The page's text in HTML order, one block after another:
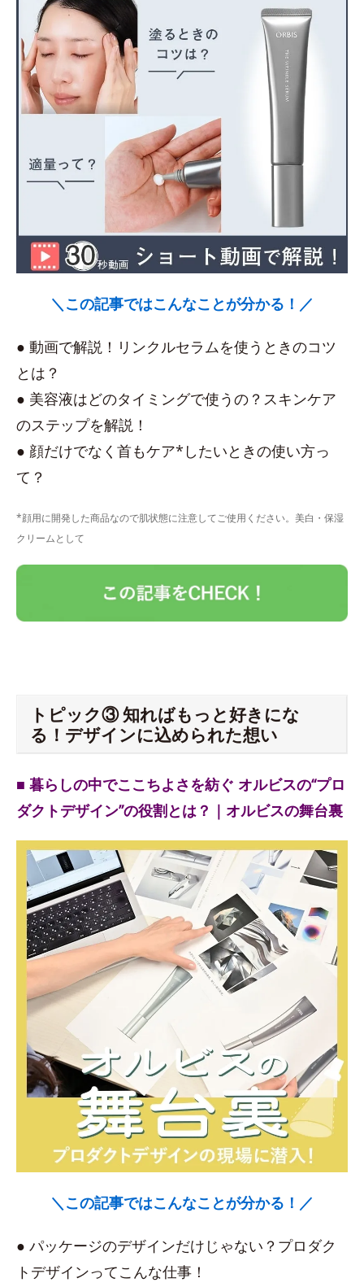
＼この記事ではこんなことが分かる！／
● 動画で解説！リンクルセラムを使うときのコツ
とは？
● 美容液はどのタイミングで使うの？スキンケア
のステップを解説！
● 顔だけでなく首もケア*したいときの使い方っ
て？
*顔用に開発した商品なので肌状態に注意してご使用ください。美白・保湿
クリームとして
トピック③ 知ればもっと好きにな
る！デザインに込められた想い
■ 暮らしの中でここちよさを紡ぐ オルビスの“プロ
ダクトデザイン”の役割とは？｜オルビスの舞台裏
＼この記事ではこんなことが分かる！／
● パッケージのデザインだけじゃない？プロダク
トデザインってこんな仕事！